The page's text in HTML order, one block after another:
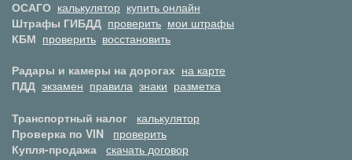
ОСАГО калькулятор купить онлайн
Штрафы ГИБДД проверить мои штрафы
КБМ проверить восстановить
Радары и камеры на дорогах на карте
ПДД экзамен правила знаки разметка
Транспортный налог
калькулятор
Проверка по VIN
проверить
Купля-продажа скачать договор